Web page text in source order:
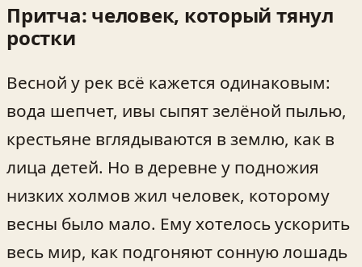
Притча: человек, который тянул
ростки
Весной у рек всё кажется одинаковым:
вода шепчет, ивы сыпят зелёной пылью,
крестьяне вглядываются в землю, как в
лица детей. Но в деревне у подножия
низких холмов жил человек, которому
весны было мало. Ему хотелось ускорить
весь мир, как подгоняют сонную лошадь